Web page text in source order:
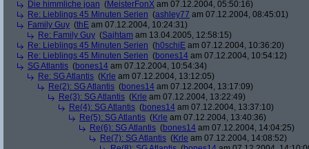
Die himmliche joan (MeisterFonX am 07.12.2004, 05:50:16)
Re: Lieblings 45 Minuten Serien (ashley77 am 07.12.2004, 08:45:01)
Family Guy (thE am 07.12.2004, 10:24:31)
Re: Family Guy (Sajhtam am 13.04.2005, 12:58:15)
Re: Lieblings 45 Minuten Serien (h0schiE am 07.12.2004, 10:36:20)
Re: Lieblings 45 Minuten Serien (bones14 am 07.12.2004, 10:54:12)
SG Atlantis (bones14 am 07.12.2004, 10:54:34)
Re: SG Atlantis (Krle am 07.12.2004, 13:12:05)
Re(2): SG Atlantis (bones14 am 07.12.2004, 13:17:09)
Re(3): SG Atlantis (Krle am 07.12.2004, 13:22:49)
Re(4): SG Atlantis (bones14 am 07.12.2004, 13:37:10)
Re(5): SG Atlantis (Krle am 07.12.2004, 13:40:36)
Re(6): SG Atlantis (bones14 am 07.12.2004, 14:04:25)
Re(7): SG Atlantis (Krle am 07.12.2004, 14:08:52)